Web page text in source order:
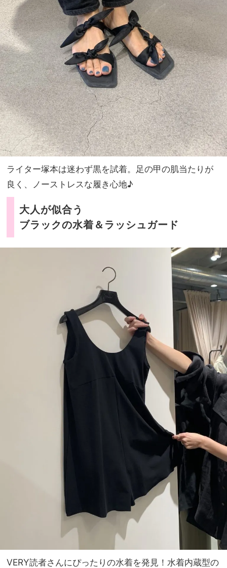
ライター塚本は迷わず黒を試着。足の甲の肌当たりが
良く、ノーストレスな履き心地♪
大人が似合う
ブラックの水着＆ラッシュガード
VERY読者さんにぴったりの水着を発見！水着内蔵型の